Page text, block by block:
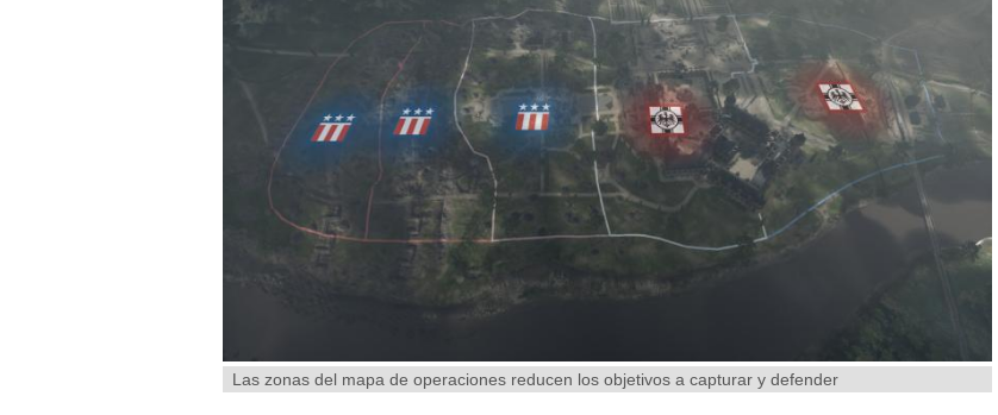
Las zonas del mapa de operaciones reducen los objetivos a capturar y defender